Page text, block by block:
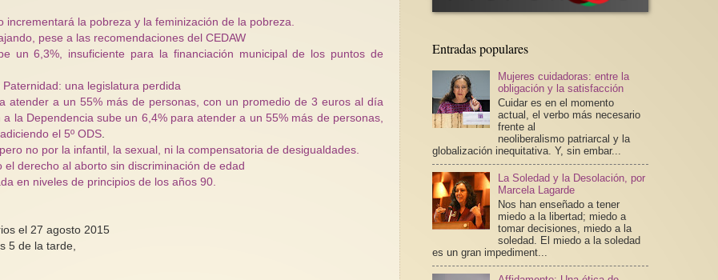
la pobreza y la feminización de la pobreza.
pese a las recomendaciones del CEDAW
un 6,3%, insuficiente para la financiación municipal de los puntos de
una legislatura perdida
atender a un 55% más de personas, con un promedio de 3 euros al día
la Dependencia sube un 6,4% para atender a un 55% más de personas,
el 5º ODS
no por la infantil, la sexual, ni la compensatoria de desigualdades.
derecho al aborto sin discriminación de edad
en niveles de principios de los años 90.
el 27 agosto 2015
5 de la tarde,
Entradas populares
Mujeres cuidadoras: entre la
obligación y la satisfacción
Cuidar es en el momento
actual, el verbo más necesario
frente al
neoliberalismo patriarcal y la
globalización inequitativa. Y, sin embar...
La Soledad y la Desolación, por
Marcela Lagarde
Nos han enseñado a tener
miedo a la libertad; miedo a
tomar decisiones, miedo a la
soledad. El miedo a la soledad
es un gran impediment...